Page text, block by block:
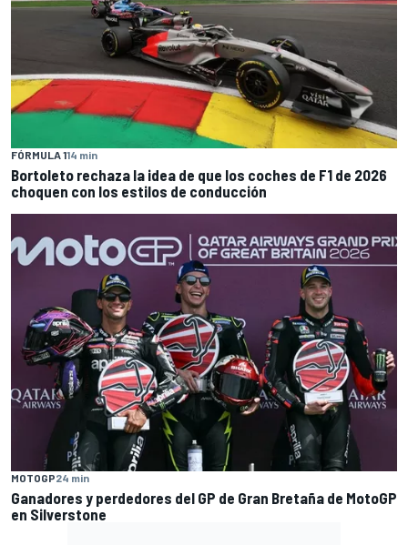
FÓRMULA 114 min
Bortoleto rechaza la idea de que los coches de F1 de 2026
choquen con los estilos de conducción
MOTOGP24 min
Ganadores y perdedores del GP de Gran Bretaña de MotoGP
en Silverstone